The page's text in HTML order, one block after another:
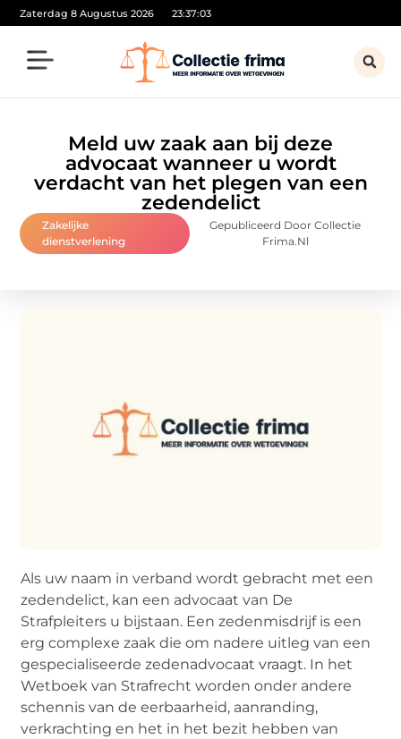
Zaterdag 8 Augustus 2026 23:37:04
Meld uw zaak aan bij deze
advocaat wanneer u wordt
verdacht van het plegen van een
zedendelict
Zakelijke
dienstverlening
Gepubliceerd Door Collectie
Frima.nl
Als uw naam in verband wordt gebracht met een
zedendelict, kan een advocaat van De
Strafpleiters u bijstaan. Een zedenmisdrijf is een
erg complexe zaak die om nadere uitleg van een
gespecialiseerde zedenadvocaat vraagt. In het
Wetboek van Strafrecht worden onder andere
schennis van de eerbaarheid, aanranding,
verkrachting en het in het bezit hebben van